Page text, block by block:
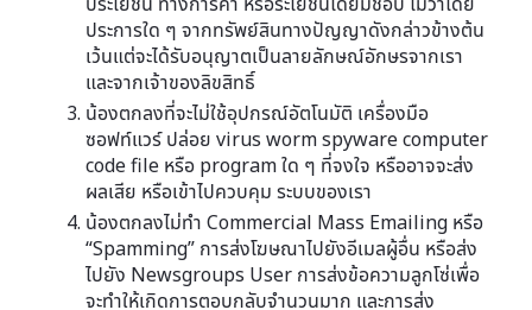
ประการใด ๆ จากทรัพย์สินทางปัญญาดังกล่าวข้างต้น
เว้นแต่จะได้รับอนุญาตเป็นลายลักษณ์อักษรจากเรา
และจากเจ้าของลิขสิทธิ์
น้องตกลงที่จะไม่ใช้อุปกรณ์อัตโนมัติ เครื่องมือ
ซอฟท์แวร์ ปล่อย virus worm spyware computer
code file หรือ program ใด ๆ ที่จงใจ หรืออาจจะส่ง
ผลเสีย หรือเข้าไปควบคุม ระบบของเรา
น้องตกลงไม่ทำ Commercial Mass Emailing หรือ
“Spamming” การส่งโฆษณาไปยังอีเมลผู้อื่น หรือส่ง
ไปยัง Newsgroups User การส่งข้อความลูกโซ่เพื่อ
จะทำให้เกิดการตอบกลับจำนวนมาก และการส่ง